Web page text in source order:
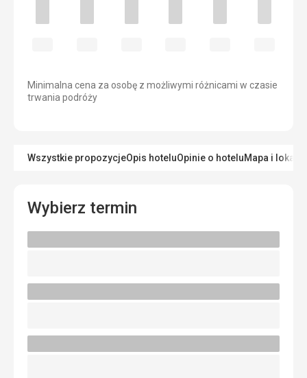
Minimalna cena za osobę z możliwymi różnicami w czasie
trwania podróży
Wszystkie propozycjeOpis hoteluOpinie o hoteluMapa i
Wybierz termin